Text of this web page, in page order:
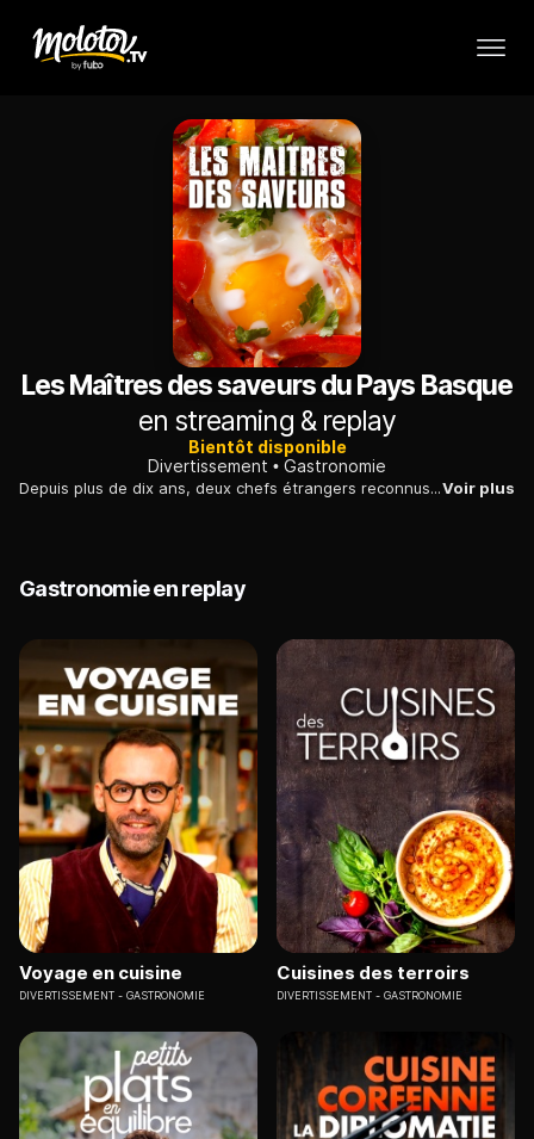
Les Maîtres des saveurs du Pays Basque
en streaming & replay
Bientôt disponible
Divertissement
Gastronomie
Depuis plus de dix ans, deux chefs étrangers reconnus et appréciés, Fabian Feldmann, allemand, et Luke Dolphin, australien, redécouvrent les saveurs que le Pays Basque a à offrir.Voir plus
Gastronomie en replay
Voyage en cuisine
DIVERTISSEMENT GASTRONOMIE
Cuisines des terroirs
DIVERTISSEMENT GASTRONOMIE